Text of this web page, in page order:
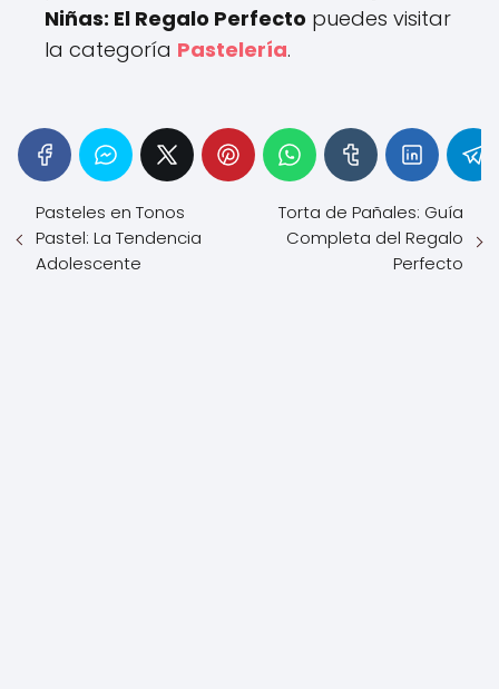
Niñas: El Regalo Perfecto puedes visitar
la categoría Pastelería.
Pasteles en Tonos
Pastel: La Tendencia
Adolescente
Torta de Pañales: Guía
Completa del Regalo
Perfecto